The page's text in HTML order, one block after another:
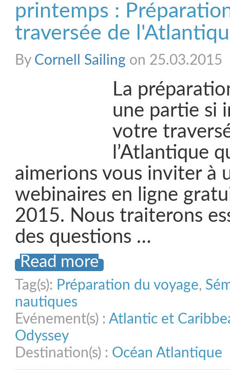
printemps :
traversée de
By Cornell Sailing on 25.03.2015
La
une partie si
votre
l’Atlantique
aimerions vous inviter à
webinaires en ligne
2015. Nous traiterons
des questions …
Read more
Tag(s): Préparation du voyage,
nautiques
Evénement(s) : Atlantic et
Odyssey
Destination(s) : Océan Atlantique